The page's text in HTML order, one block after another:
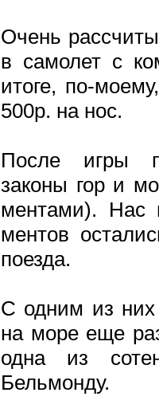
Очень
в самолет с
итоге, по-
500р. на нос.
После игры
законы гор и
ментами). Нас
ментов
поезда.
С одним из них
на море еще
одна из
Бельмонду.